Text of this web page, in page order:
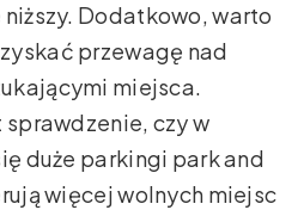
Dodatkowo, warto
przewagę nad
miejsca.
czy w
duże parkingi park and
więcej wolnych miejsc